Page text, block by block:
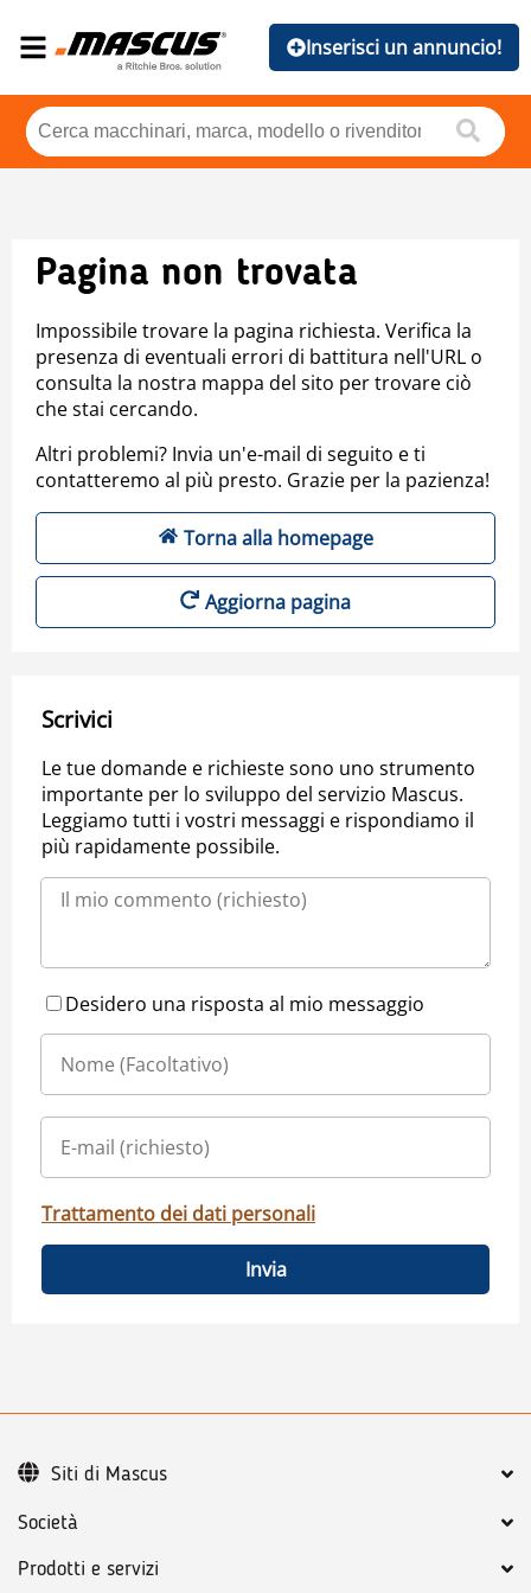
Inserisci un annuncio!
Pagina non trovata
Impossibile trovare la pagina richiesta. Verifica la
presenza di eventuali errori di battitura nell'URL o
consulta la nostra mappa del sito per trovare ciò
che stai cercando.
Altri problemi? Invia un'e-mail di seguito e ti
contatteremo al più presto. Grazie per la pazienza!
Torna alla homepage
Aggiorna pagina
Scrivici
Le tue domande e richieste sono uno strumento
importante per lo sviluppo del servizio Mascus.
Leggiamo tutti i vostri messaggi e rispondiamo il
più rapidamente possibile.
Desidero una risposta al mio messaggio
Trattamento dei dati personali
Invia
Società
Prodotti e servizi
Siti di Mascus